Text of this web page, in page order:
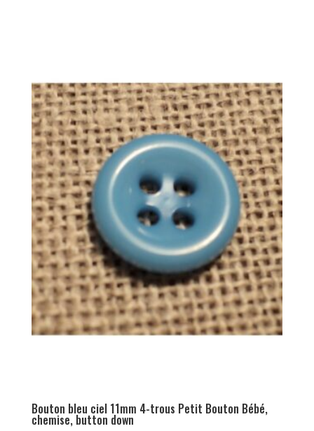
Bouton bleu ciel 11mm 4-trous Petit Bouton Bébé,
chemise, button down